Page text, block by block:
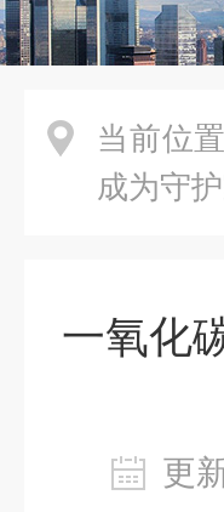
当前位置
成为守
一氧化
更